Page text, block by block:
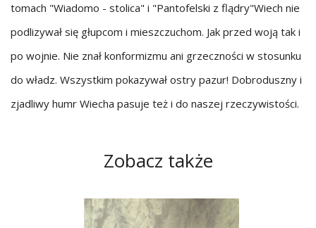
tomach "Wiadomo - stolica" i "Pantofelski z flądry"Wiech nie
podlizywał się głupcom i mieszczuchom. Jak przed woją tak i
po wojnie. Nie znał konformizmu ani grzeczności w stosunku
do władz. Wszystkim pokazywał ostry pazur! Dobroduszny i
zjadliwy humr Wiecha pasuje też i do naszej rzeczywistości.
Zobacz także